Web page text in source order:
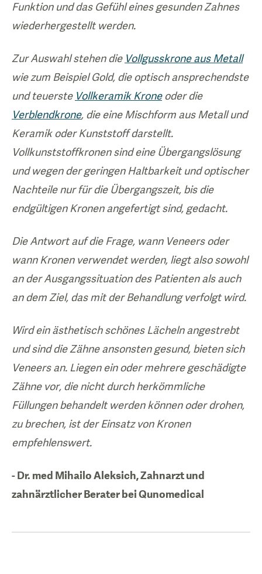
Funktion und das Gefühl eines gesunden Zahnes
wiederhergestellt werden.
Zur Auswahl stehen die Vollgusskrone aus Metall
wie zum Beispiel Gold, die optisch ansprechendste
und teuerste Vollkeramik Kroneoder die
Verblendkrone, die eine Mischform aus Metall und
Keramik oder Kunststoff darstellt.
Vollkunststoffkronen sind eine Übergangslösung
und wegen der geringen Haltbarkeit und optischer
Nachteile nur für die Übergangszeit, bis die
endgültigen Kronen angefertigt sind, gedacht.
Die Antwort auf die Frage, wann Veneers oder
wann Kronen verwendet werden, liegt also sowohl
an der Ausgangssituation des Patienten als auch
an dem Ziel, das mit der Behandlung verfolgt wird.
Wird ein ästhetisch schönes Lächeln angestrebt
und sind die Zähne ansonsten gesund, bieten sich
Veneers an. Liegen ein oder mehrere geschädigte
Zähne vor, die nicht durch herkömmliche
Füllungen behandelt werden können oder drohen,
zu brechen, ist der Einsatz von Kronen
empfehlenswert.
- Dr. med Mihailo Aleksich, Zahnarzt und
zahnärztlicher Berater bei Qunomedical